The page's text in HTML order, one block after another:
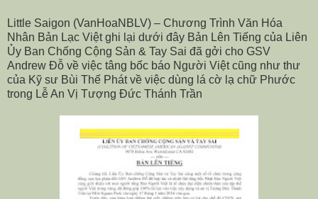
Little Saigon (VanHoaNBLV) – Chương Trình Văn Hóa
Nhân Bản Lạc Việt ghi lại dưới đây Bản Lên Tiếng của Liên
Ủy Ban Chống Cộng Sản & Tay Sai đã gởi cho GSV
Andrew Đỗ về việc tâng bốc báo Người Việt cũng như thư
của Kỹ sư Bùi Thế Phát về việc dùng lá cờ lạ chữ Phước
trong Lễ An Vị Tượng Đức Thánh Trần